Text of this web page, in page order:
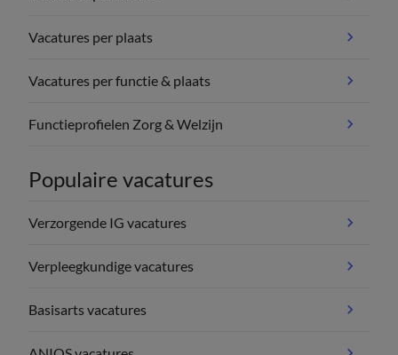
Vacatures per plaats
Vacatures per functie & plaats
Functieprofielen Zorg & Welzijn
Populaire vacatures
Verzorgende IG vacatures
Verpleegkundige vacatures
Basisarts vacatures